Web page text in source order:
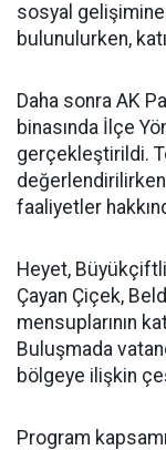
sosyal
bulunulurken,
Daha sonra AK
binasında İlçe
gerçekleştirildi.
faaliyetler
Heyet,
Çayan Çiçek,
mensuplarının
Buluşmada
bölgeye ilişkin
Program